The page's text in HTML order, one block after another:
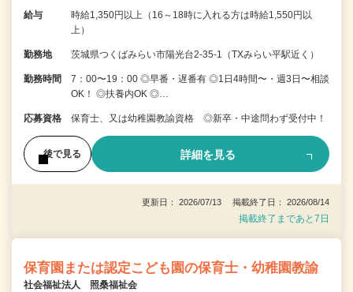
給与
時給1,350円以上（16～18時に入れる方は時給1,550円以
上）
勤務地 茨城県つくばみらい市陽光台2-35-1（TXみらい平駅近く）
勤務時間
7：00〜19：00 ◎早番・遅番有 ◎1日4時間〜・週3日〜相談
OK！ ◎扶養内OK ◎…
応募資格 保育士、又は幼稚園教諭資格 ◎新卒・中途問わず受付中！
後で見る 詳細を見る
更新日： 2026/07/13 掲載終了日： 2026/08/14
掲載終了まであと7日
保育園または認定こども園の保育士・幼稚園教諭
社会福祉法人 照桑福祉会